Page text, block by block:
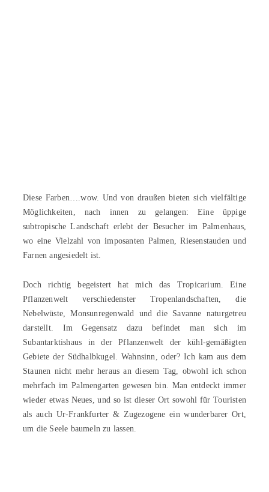
Diese Farben….wow. Und von draußen bieten sich vielfältige
Möglichkeiten, nach innen zu gelangen: Eine üppige
subtropische Landschaft erlebt der Besucher im Palmenhaus,
wo eine Vielzahl von imposanten Palmen, Riesenstauden und
Farnen angesiedelt ist.
Doch richtig begeistert hat mich das Tropicarium. Eine
Pflanzenwelt verschiedenster Tropenlandschaften, die
Nebelwüste, Monsunregenwald und die Savanne naturgetreu
darstellt. Im Gegensatz dazu befindet man sich im
Subantarktishaus in der Pflanzenwelt der kühl-gemäßigten
Gebiete der Südhalbkugel. Wahnsinn, oder? Ich kam aus dem
Staunen nicht mehr heraus an diesem Tag, obwohl ich schon
mehrfach im Palmengarten gewesen bin. Man entdeckt immer
wieder etwas Neues, und so ist dieser Ort sowohl für Touristen
als auch Ur-Frankfurter & Zugezogene ein wunderbarer Ort,
um die Seele baumeln zu lassen.